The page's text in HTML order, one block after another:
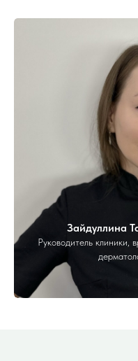
Зайдуллина
Руководитель клиники,